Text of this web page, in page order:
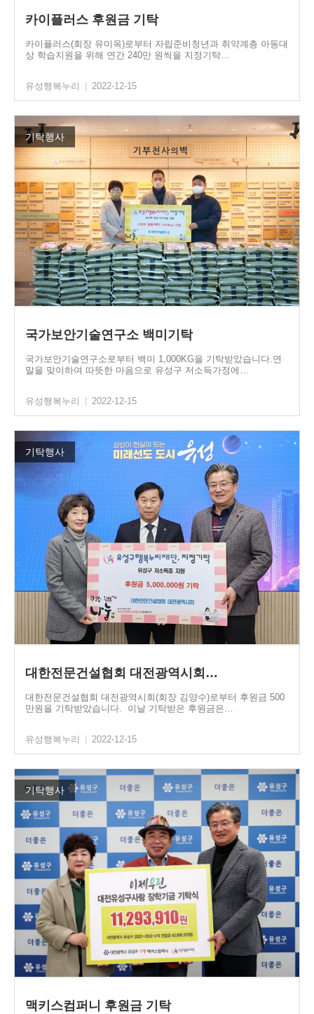
카이플러스 후원금 기탁
카이플러스(회장 유미옥)로부터 자립준비청년과 취약계층 아동대
상 학습지원을 위해 연간 240만 원씩을 지정기탁…
유성행복누리 | 2022-12-15
기탁행사
국가보안기술연구소 백미기탁
국가보안기술연구소로부터 백미 1,000KG을 기탁받았습니다.연
말을 맞이하여 따뜻한 마음으로 유성구 저소득가정에…
유성행복누리 | 2022-12-15
기탁행사
대한전문건설협회 대전광역시회…
대한전문건설협회 대전광역시회(회장 김양수)로부터 후원금 500
만원을 기탁받았습니다. 이날 기탁받은 후원금은…
유성행복누리 2022-12-15
기탁행사
맥키스컴퍼니 후원금 기탁